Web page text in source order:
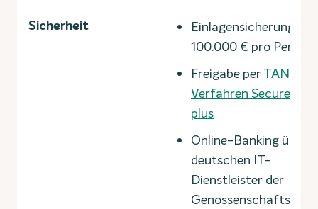
Sicherheit
Einlagensicherung bis
100.000 € pro Person
Freigabe perTAN-
Verfahren SecureGo
plus
Online-Banking über
deutschen IT-
Dienstleister der